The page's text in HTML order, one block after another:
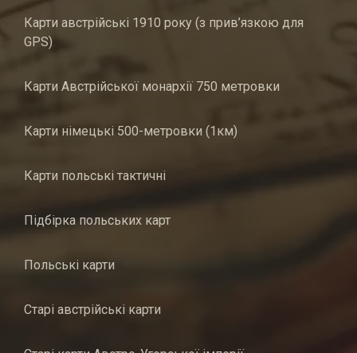
Карти австрійські 1910 року (з прив’язкою для
GPS)
Карти Австрійської монархії 750 метровки
Карти німецькі 500-метровки (1км)
Карти польські тактичні
Підбірка польських карт
Польські карти
Старі австрійські карти